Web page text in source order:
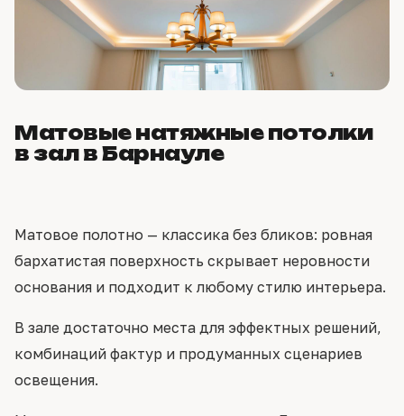
Матовые натяжные потолки
в зал в Барнауле
Матовое полотно — классика без бликов: ровная
бархатистая поверхность скрывает неровности
основания и подходит к любому стилю интерьера.
В зале достаточно места для эффектных решений,
комбинаций фактур и продуманных сценариев
освещения.